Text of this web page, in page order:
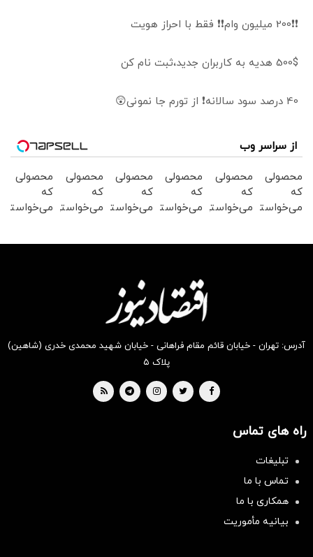
❗❗200 میلیون وام❗❗ فقط با احراز هویت
500$ هدیه به کاربران جدید،ثبت نام کن
40 درصد سود سالانه❗ از تورم جا نمونی😲
از سراسر وب
محصولی
که
می‌خواستی
محصولی
که
می‌خواستی
محصولی
که
می‌خواستی
بخر !
محصولی
که
می‌خواستی
بخر !
محصولی
که
می‌خواستی
محصولی
که
می‌خواستی
آدرس: تهران - خیابان قائم مقام فراهانی - خیابان شهید محمدی خدری (شاهین)
پلاک ۵
راه های تماس
تبلیغات
تماس با ما
همکاری با ما
بیانیه مأموریت